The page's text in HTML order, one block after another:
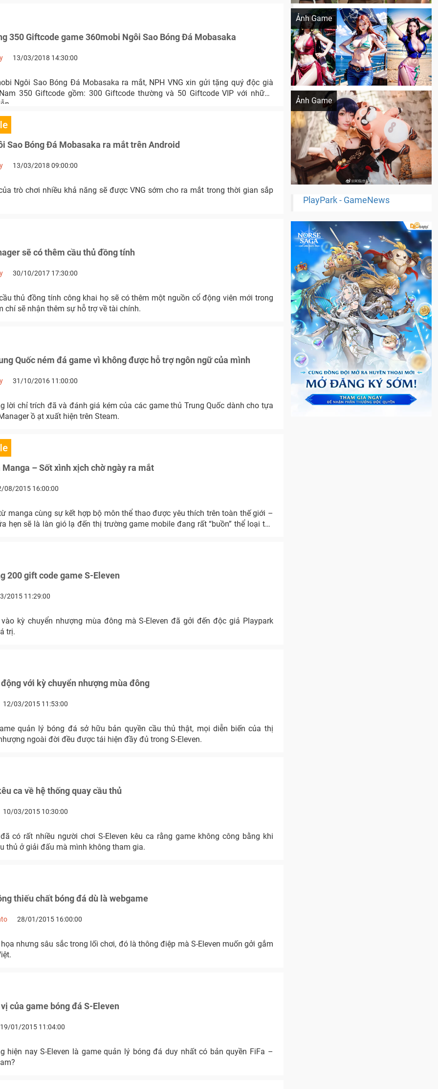
350 Giftcode game 360mobi Ngôi Sao Bóng Đá Mobasaka
13/03/2018 14:30:00
Ngôi Sao Bóng Đá Mobasaka ra mắt, NPH VNG xin gửi tặng quý độc già
350 Giftcode gồm: 300 Giftcode thường và 50 Giftcode VIP với những
Sao Bóng Đá Mobasaka ra mắt trên Android
13/03/2018 09:00:00
trò chơi nhiều khả năng sẽ được VNG sớm cho ra mắt trong thời gian sắp
sẽ có thêm cầu thủ đồng tính
30/10/2017 17:30:00
thủ đồng tính công khai họ sẽ có thêm một nguồn cổ động viên mới trong
chí sẽ nhận thêm sự hỗ trợ về tài chính.
Quốc ném đá game vì không được hỗ trợ ngôn ngữ của mình
31/10/2016 11:00:00
lời chỉ trích đã và đánh giá kém của các game thủ Trung Quốc dành cho tựa
ồ ạt xuất hiện trên Steam.
Manga – Sốt xình xịch chờ ngày ra mắt
08/2015 16:00:00
manga cùng sự kết hợp bộ môn thể thao được yêu thích trên toàn thế giới –
hẹn sẽ là làn gió lạ đến thị trường game mobile đang rất “buồn” thể loại thể
200 gift code game S-Eleven
2015 11:29:00
kỳ chuyển nhượng mùa đông mà S-Eleven đã gởi đến độc giả Playpark
trị.
với kỳ chuyển nhượng mùa đông
12/03/2015 11:53:00
quản lý bóng đá sở hữu bản quyền cầu thủ thật, mọi diễn biến của thị
ngoài đời đều được tái hiện đầy đủ trong S-Eleven.
ca về hệ thống quay cầu thủ
10/03/2015 10:30:00
có rất nhiều người chơi S-Eleven kêu ca rằng game không công bằng khi
thủ ở giải đấu mà mình không tham gia.
thiếu chất bóng đá dù là webgame
28/01/2015 16:00:00
nhưng sâu sắc trong lối chơi, đó là thông điệp mà S-Eleven muốn gởi gắm
của game bóng đá S-Eleven
19/01/2015 11:04:00
hiện nay S-Eleven là game quản lý bóng đá duy nhất có bản quyền FiFa –
Ảnh Game
Ảnh Game
Cosplay Xiangling siêu cute
PlayPark - GameNews